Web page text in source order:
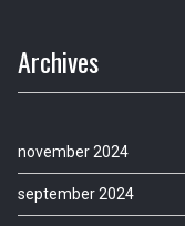
Archives
november 2024
september 2024